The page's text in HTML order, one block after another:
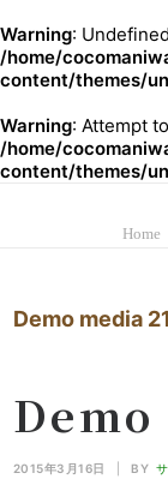
Warning:
/home/
content/themes/
Warning: Attempt
/home/
content/themes/
Home
Demo media
2015年3月16日 BY